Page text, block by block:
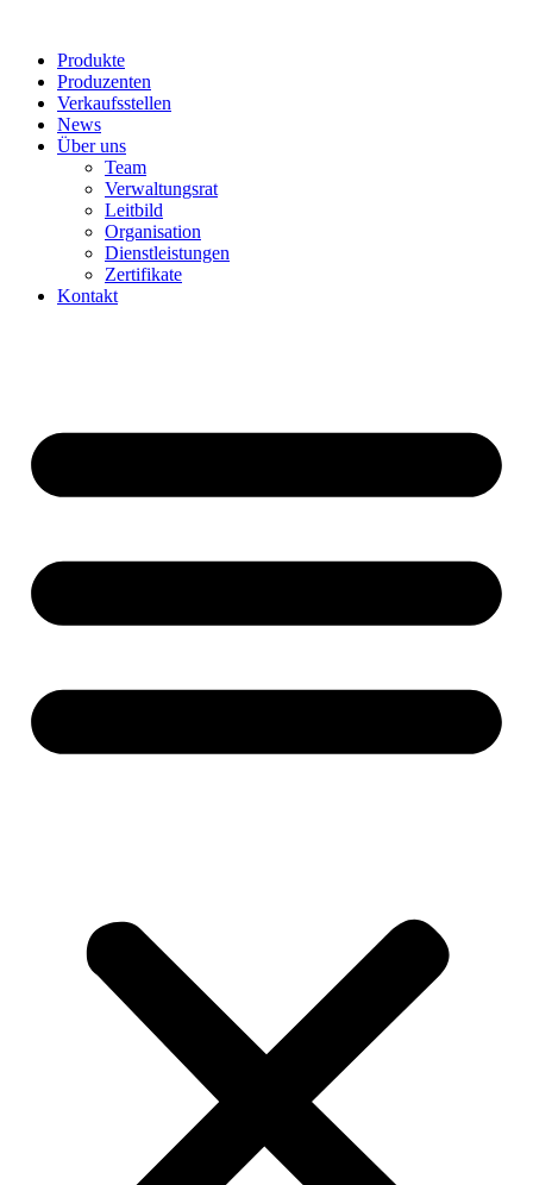
Produkte
Produzenten
Verkaufsstellen
News
Über uns
Team
Verwaltungsrat
Leitbild
Organisation
Dienstleistungen
Zertifikate
Kontakt